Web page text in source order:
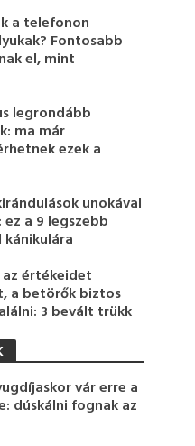
a telefonon
Fontosabb
el, mint
legrondább
ma már
ezek a
unokával
a 9 legszebb
értékeidet
a betörők biztos
3 bevált trükk
vár erre a
dúskálni fognak az